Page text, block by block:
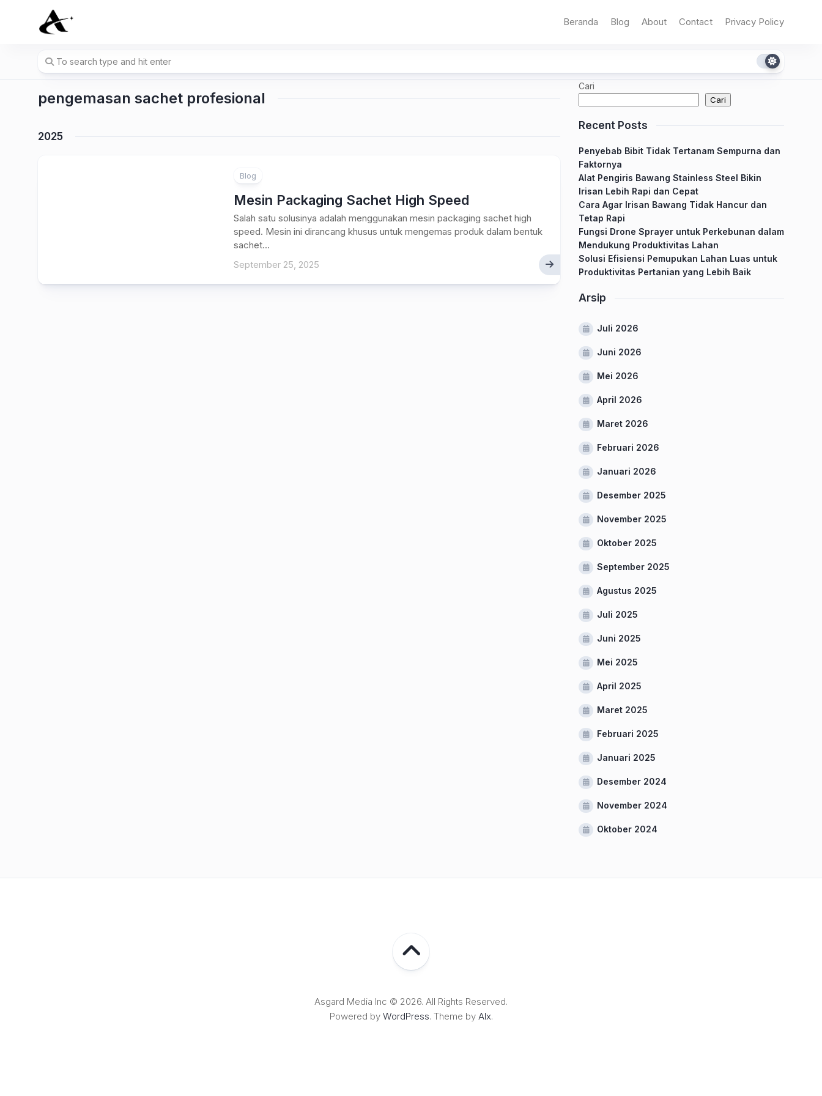
Beranda Blog About Contact Privacy Policy
pengemasan sachet profesional
2025
Blog
Mesin Packaging Sachet High Speed
Salah satu solusinya adalah menggunakan mesin packaging sachet high
speed. Mesin ini dirancang khusus untuk mengemas produk dalam bentuk
sachet...
September 25, 2025
Cari
Cari
Recent Posts
Penyebab Bibit Tidak Tertanam Sempurna dan
Faktornya
Alat Pengiris Bawang Stainless Steel Bikin
Irisan Lebih Rapi dan Cepat
Cara Agar Irisan Bawang Tidak Hancur dan
Tetap Rapi
Fungsi Drone Sprayer untuk Perkebunan dalam
Mendukung Produktivitas Lahan
Solusi Efisiensi Pemupukan Lahan Luas untuk
Produktivitas Pertanian yang Lebih Baik
Arsip
Juli 2026
Juni 2026
Mei 2026
April 2026
Maret 2026
Februari 2026
Januari 2026
Desember 2025
November 2025
Oktober 2025
September 2025
Agustus 2025
Juli 2025
Juni 2025
Mei 2025
April 2025
Maret 2025
Februari 2025
Januari 2025
Desember 2024
November 2024
Oktober 2024
Asgard Media Inc © 2026. All Rights Reserved.
Powered by WordPress. Theme by Alx.